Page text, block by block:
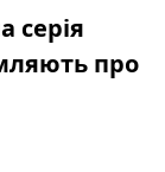
серія
про